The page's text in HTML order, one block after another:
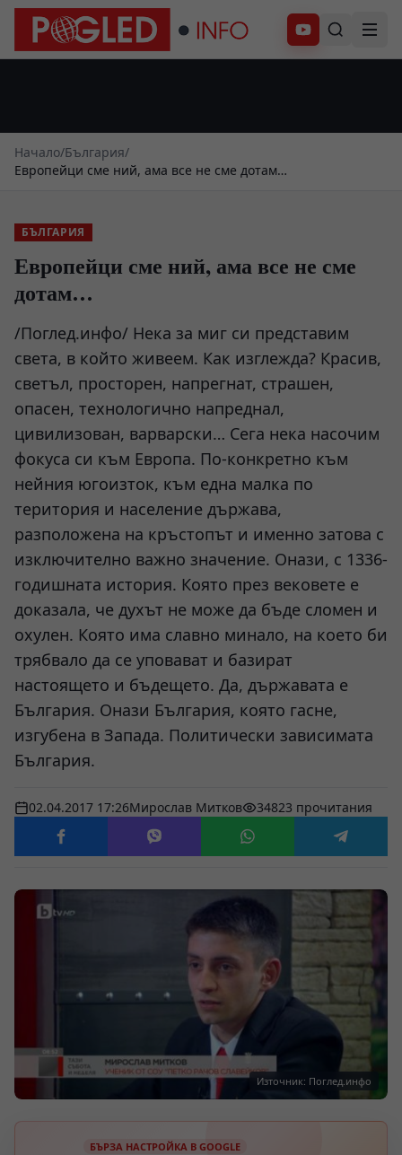
Абонирай се
Начало/България/
Европейци сме ний, ама все не сме дотам…
БЪЛГАРИЯ
Европейци сме ний, ама все не сме
дотам…
/Поглед.инфо/ Нека за миг си представим
света, в който живеем. Как изглежда? Красив,
светъл, просторен, напрегнат, страшен,
опасен, технологично напреднал,
цивилизован, варварски… Сега нека насочим
фокуса си към Европа. По-конкретно към
нейния югоизток, към една малка по
територия и население държава,
разположена на кръстопът и именно затова с
изключително важно значение. Онази, с 1336-
годишната история. Която през вековете е
доказала, че духът не може да бъде сломен и
охулен. Която има славно минало, на което би
трябвало да се уповават и базират
настоящето и бъдещето. Да, държавата е
България. Онази България, която гасне,
изгубена в Запада. Политически зависимата
България.
02.04.2017 17:26Мирослав Митков 34823 прочитания
Източник: Поглед.инфо
БЪРЗА НАСТРОЙКА В GOOGLE